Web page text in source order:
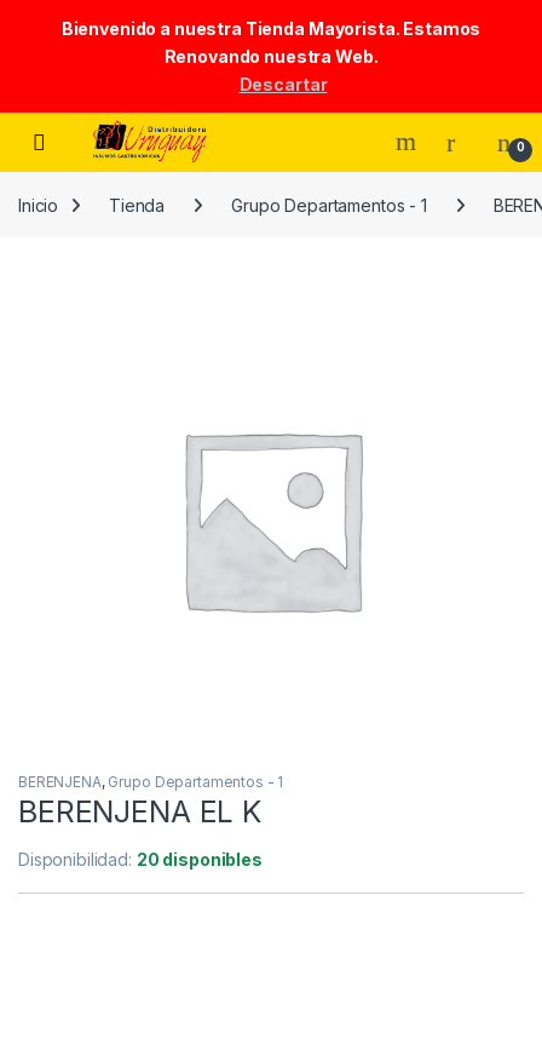
Bienvenido a nuestra Tienda Mayorista. Estamos
Renovando nuestra Web.
Descartar
Skip to navigation
Skip to content
0
Inicio Tienda Grupo Departamentos - 1
BERENJENA, Grupo Departamentos - 1
BERENJENA EL K
Disponibilidad: 20 disponibles